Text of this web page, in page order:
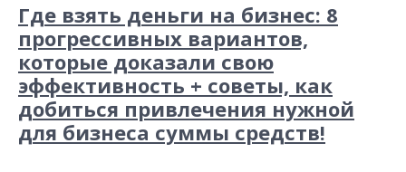
Где взять деньги на бизнес: 8
прогрессивных вариантов,
которые доказали свою
эффективность + советы, как
добиться привлечения нужной
для бизнеса суммы средств!